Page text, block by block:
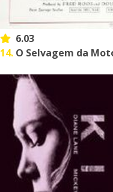
6.03
14. O Selvagem da